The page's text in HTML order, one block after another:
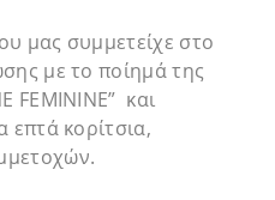
μας συμμετείχε στο
με το ποίημά της
FEMININE” και
επτά κορίτσια,